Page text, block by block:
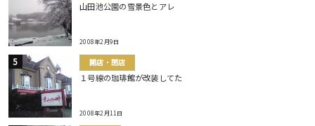
山田池公園の雪景色とアレ
2008年2月9日
開店・閉店
１号線の珈琲館が改装してた
2008年2月11日